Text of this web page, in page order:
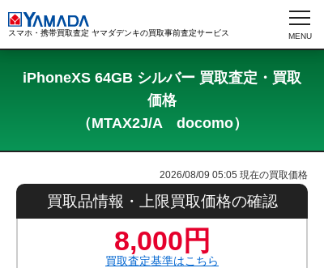
スマホ・携帯買取査定 ヤマダデンキの買取事前査定サービス
iPhoneXS 64GB シルバー 買取査定・買取
価格
（MTAX2J/A docomo）
2026/08/09 05:05 現在の買取価格
買取品情報・上限買取価格の確認
8,000円
買取査定基準はこちら